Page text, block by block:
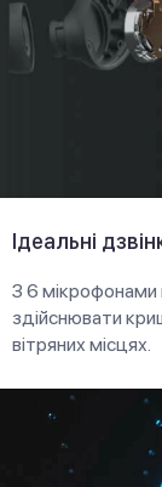
Ідеальні
З 6 мікрофонами
здійснювати
вітряних місцях.